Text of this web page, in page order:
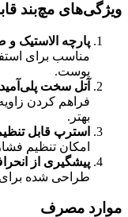
ویژگی‌های مچ‌بند
پارچه الاستیک
مناسب برای
پوست.
آتل سخت پلی‌آمید
فراهم کردن
بهتر.
استرپ قابل
امکان تنظیم
پیشگیری از
طراحی شده
موارد مصرف